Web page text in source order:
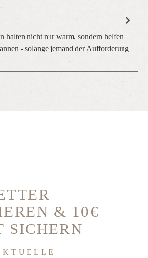
halten nicht nur warm, sondern helfen
- solange jemand der Aufforderung
& 10€
SICHERN